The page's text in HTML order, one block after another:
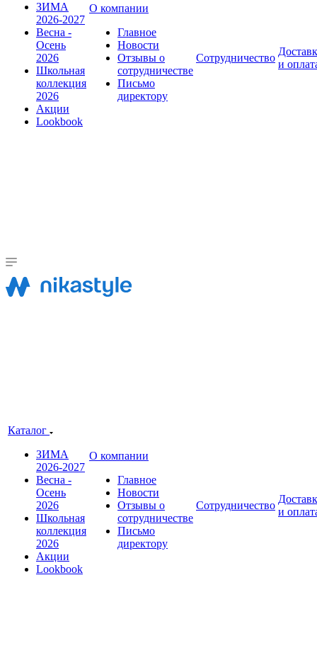
ЗИМА
2026-2027
Весна -
Осень
2026
Школьная
коллекция
2026
Акции
Lookbook
О компании
Главное
Новости
Отзывы о
сотрудничестве
Письмо
директору
Сотрудничество
и
Каталог
ЗИМА
2026-2027
Весна -
Осень
2026
Школьная
коллекция
2026
Акции
Lookbook
О компании
Главное
Новости
Отзывы о
сотрудничестве
Письмо
директору
Сотрудничество
и